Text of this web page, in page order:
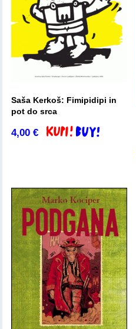
Saša Kerkoš: Fimipidipi in
pot do srca
4,00€ Dodaj v košarico